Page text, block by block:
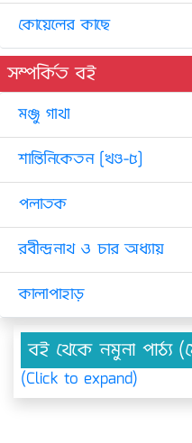
কোয়েলের কাছে
সম্পর্কিত বই
মঞ্জু গাথা
শান্তিনিকেতন [খণ্ড-৫]
পলাতক
রবীন্দ্রনাথ ও চার অধ্যায়
কালাপাহাড়
বই থেকে নমুনা পাঠ্য
(Click to expand)